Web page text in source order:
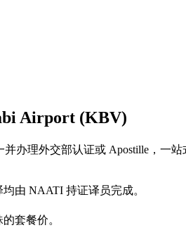
Airport (KBV)
办理外交部认证或 Apostille，一
由 NAATI 持证译员完成。
套餐价。